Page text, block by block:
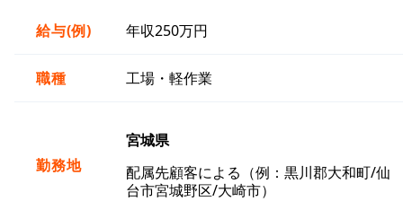
給与(例) 年収250万円
職種 工場・軽作業
勤務地
宮城県
配属先顧客による（例：黒川郡大和町/仙
台市宮城野区/大崎市）